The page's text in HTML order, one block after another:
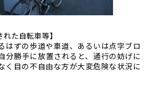
れた自転車等】
はずの歩道や車道、あるいは点字ブロ
分勝手に放置されると、通行の妨げに
く目の不自由な方が大変危険な状況に